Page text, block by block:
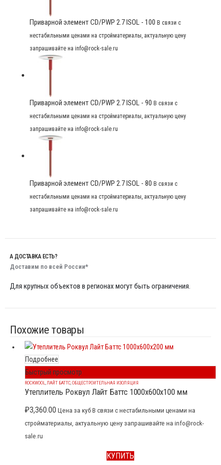
Приварной элемент CD/PWP 2.7 ISOL - 100 В связи с
нестабильными ценами на стройматериалы, актуальную цену
запрашивайте на info@rock-sale.ru
Приварной элемент CD/PWP 2.7 ISOL - 90 В связи с
нестабильными ценами на стройматериалы, актуальную цену
запрашивайте на info@rock-sale.ru
Приварной элемент CD/PWP 2.7 ISOL - 80 В связи с
нестабильными ценами на стройматериалы, актуальную цену
запрашивайте на info@rock-sale.ru
А ДОСТАВКА ЕСТЬ?
Доставим по всей России*
Для крупных объектов в регионах могут быть ограничения.
Похожие товары
Подробнее
Быстрый просмотр
ROCKWOOL,ЛАЙТ БАТТС,ОБЩЕСТРОИТЕЛЬНАЯ ИЗОЛЯЦИЯ
Утеплитель Роквул Лайт Баттс 1000x600x100 мм
₽3,360.00 Цена за куб В связи с нестабильными ценами на
стройматериалы, актуальную цену запрашивайте на info@rock-
sale.ru
КУПИТЬ